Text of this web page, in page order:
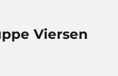
Viersen